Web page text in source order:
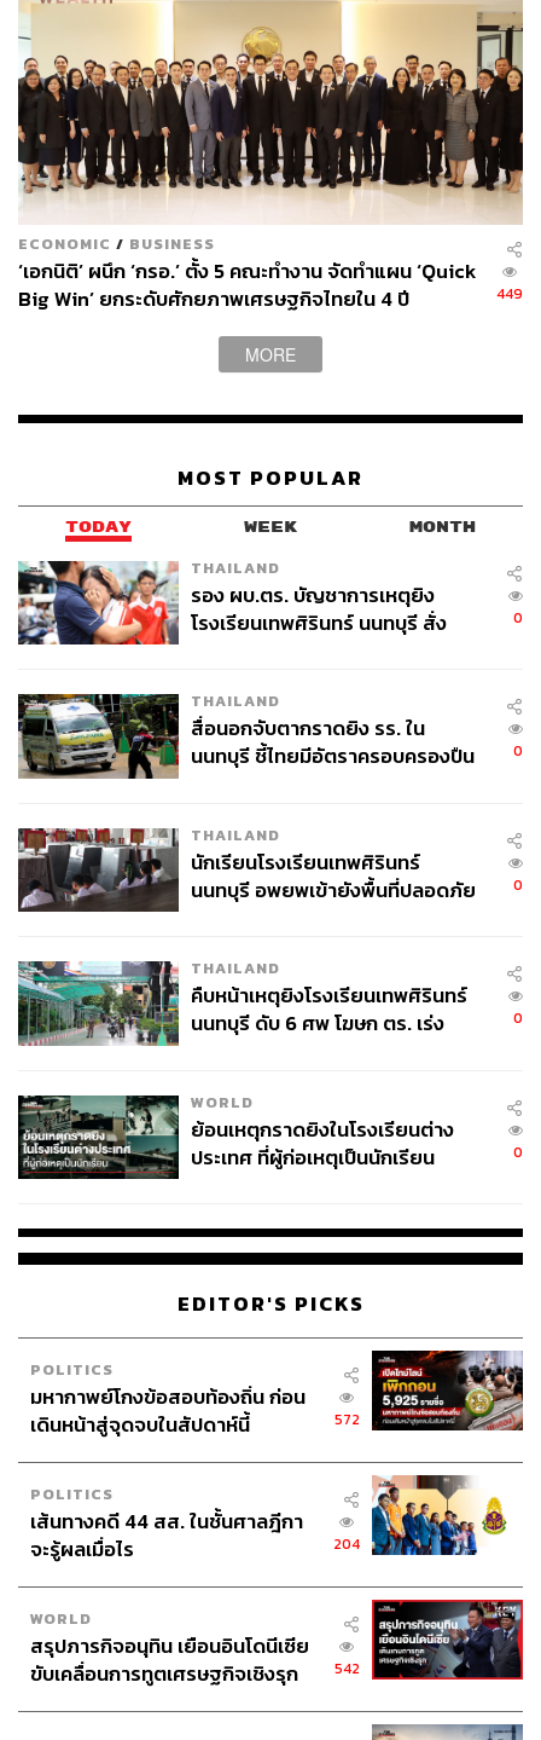
ECONOMIC / BUSINESS
‘เอกนิติ’ ผนึก ‘กรอ.’ ตั้ง 5 คณะทำงาน จัดทำแผน ‘Quick
Big Win’ ยกระดับศักยภาพเศรษฐกิจไทยใน 4 ปี
449
MORE
MOST POPULAR
TODAY WEEK MONTH
THAILAND
รอง ผบ.ตร. บัญชาการเหตุยิง
โรงเรียนเทพศิรินทร์ นนทบุรี สั่ง
0
THAILAND
สื่อนอกจับตากราดยิง รร. ใน
นนทบุรี ชี้ไทยมีอัตราครอบครองปืน
0
THAILAND
นักเรียนโรงเรียนเทพศิรินทร์
นนทบุรี อพยพเข้ายังพื้นที่ปลอดภัย
0
THAILAND
คืบหน้าเหตุยิงโรงเรียนเทพศิรินทร์
นนทบุรี ดับ 6 ศพ โฆษก ตร. เร่ง
0
WORLD
ย้อนเหตุกราดยิงในโรงเรียนต่าง
ประเทศ ที่ผู้ก่อเหตุเป็นนักเรียน
0
EDITOR'S PICKS
POLITICS
มหากาพย์โกงข้อสอบท้องถิ่น ก่อน
เดินหน้าสู่จุดจบในสัปดาห์นี้
572
POLITICS
เส้นทางคดี 44 สส. ในชั้นศาลฎีกา
จะรู้ผลเมื่อไร
204
WORLD
สรุปภารกิจอนุทิน เยือนอินโดนีเซีย
ขับเคลื่อนการทูตเศรษฐกิจเชิงรุก
542